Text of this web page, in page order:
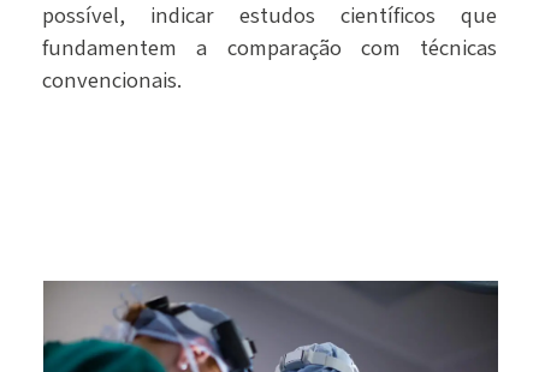
possível, indicar estudos científicos que
fundamentem a comparação com técnicas
convencionais.